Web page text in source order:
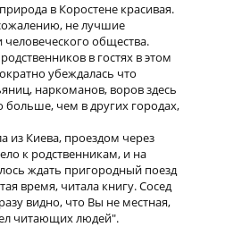
в Коростене красивая.
не лучшие
человеческого общества.
в гостях в этом
убеждалась что
наркоманов, воров здесь
больше, чем в других городах,
из Киева, проездом через
к родственникам, и на
ждать пригородный поезд
время, читала книгу. Сосед
видно, что Вы не местная,
читающих людей".